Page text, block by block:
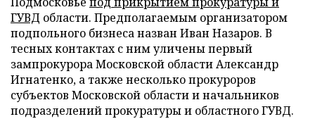
ГУВД области. Предполагаемым организатором
подпольного бизнеса назван Иван Назаров. В
тесных контактах с ним уличены первый
зампрокурора Московской области Александр
Игнатенко, а также несколько прокуроров
субъектов Московской области и начальников
подразделений прокуратуры и областного ГУВД.